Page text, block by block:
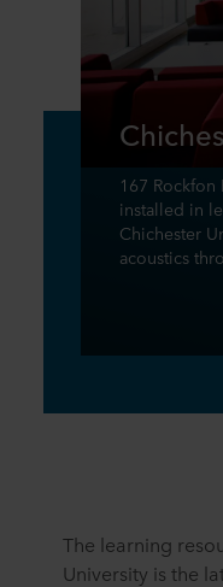
167
installed in
Chichester
acoustics
The learning
University is the